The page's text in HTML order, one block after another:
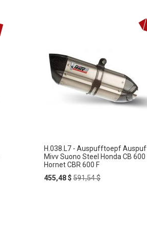
H.038.L7 - Auspufftoepf
Mivv Suono Steel Honda CB 600
Hornet CBR 600 F
Special
455,48 $ Regular
591,54 $